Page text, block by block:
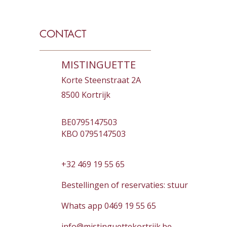
CONTACT
MISTINGUETTE
Korte Steenstraat 2A
8500 Kortrijk
BE0795147503
KBO 0795147503
+32 469 19 55 65
Bestellingen of reservaties: stuur
Whats app 0469 19 55 65